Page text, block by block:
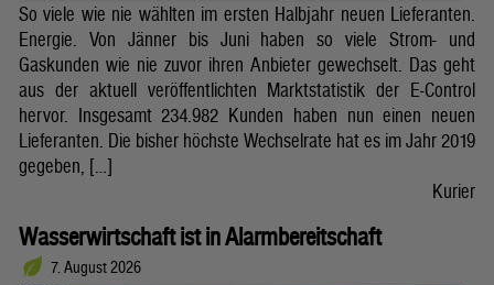
So viele wie nie wählten im ersten Halbjahr neuen Lieferanten.
Energie. Von Jänner bis Juni haben so viele Strom- und
Gaskunden wie nie zuvor ihren Anbieter gewechselt. Das geht
aus der aktuell veröffentlichten Marktstatistik der E-Control
hervor. Insgesamt 234.982 Kunden haben nun einen neuen
Lieferanten. Die bisher höchste Wechselrate hat es im Jahr 2019
gegeben, […]
Kurier
Wasserwirtschaft ist in Alarmbereitschaft
7. August 2026